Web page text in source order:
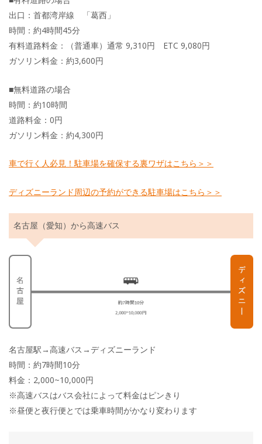
出口：首都湾岸線 「葛西」
時間：約4時間45分
有料道路料金：（普通車）通常 9,310円 ETC 9,080円
ガソリン料金：約3,600円
■無料道路の場合
時間：約10時間
道路料金：0円
ガソリン料金：約4,300円
車で行く人必見！駐車場を確保する裏ワザはこちら＞＞
ディズニーランド周辺の予約ができる駐車場はこちら＞＞
名古屋（愛知）から高速バス
名古屋駅→高速バス→ディズニーランド
時間：約7時間10分
料金：2,000~10,000円
※高速バスはバス会社によって料金はピンきり
※昼便と夜行便とでは乗車時間がかなり変わります